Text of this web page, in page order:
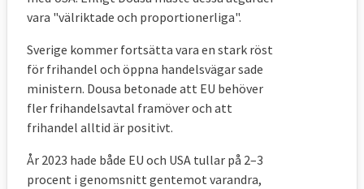
vara "välriktade och proportionerliga".
Sverige kommer fortsätta vara en stark röst
för frihandel och öppna handelsvägar sade
ministern. Dousa betonade att EU behöver
fler frihandelsavtal framöver och att
frihandel alltid är positivt.
År 2023 hade både EU och USA tullar på 2–3
procent i genomsnitt gentemot varandra,